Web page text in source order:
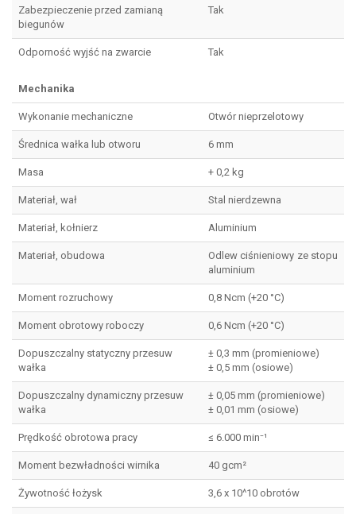
Zabezpieczenie przed zamianą
biegunów
Tak
Odporność wyjść na zwarcie Tak
Mechanika
Wykonanie mechaniczne Otwór nieprzelotowy
Średnica wałka lub otworu 6 mm
Masa + 0,2 kg
Materiał, wał Stal nierdzewna
Materiał, kołnierz Aluminium
Materiał, obudowa
Odlew ciśnieniowy ze stopu
aluminium
Moment rozruchowy 0,8 Ncm (+20 °C)
Moment obrotowy roboczy 0,6 Ncm (+20 °C)
Dopuszczalny statyczny przesuw
wałka
± 0,3 mm (promieniowe)
± 0,5 mm (osiowe)
Dopuszczalny dynamiczny przesuw
wałka
± 0,05 mm (promieniowe)
± 0,01 mm (osiowe)
Prędkość obrotowa pracy ≤ 6.000 min⁻¹
Moment bezwładności wirnika 40 gcm²
Żywotność łożysk 3,6 x 10^10 obrotów